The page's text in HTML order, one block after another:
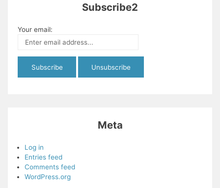
Subscribe2
Your email:
Meta
Log in
Entries feed
Comments feed
WordPress.org